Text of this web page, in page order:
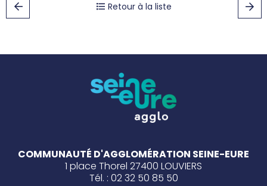
Retour à la liste
COMMUNAUTÉ D'AGGLOMÉRATION SEINE-EURE
1 place Thorel 27400 LOUVIERS
Tél. : 02 32 50 85 50